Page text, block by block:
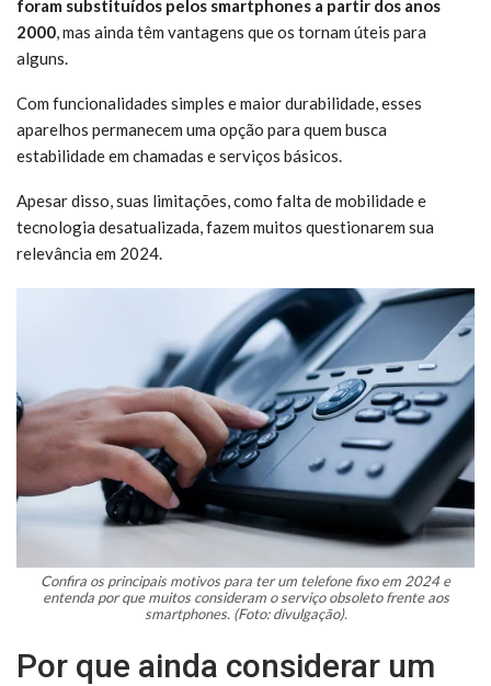
foram substituídos pelos smartphones a partir dos anos
2000, mas ainda têm vantagens que os tornam úteis para
alguns.
Com funcionalidades simples e maior durabilidade, esses
aparelhos permanecem uma opção para quem busca
estabilidade em chamadas e serviços básicos.
Apesar disso, suas limitações, como falta de mobilidade e
tecnologia desatualizada, fazem muitos questionarem sua
relevância em 2024.
Confira os principais motivos para ter um telefone fixo em 2024 e
entenda por que muitos consideram o serviço obsoleto frente aos
smartphones. (Foto: divulgação).
Por que ainda considerar um